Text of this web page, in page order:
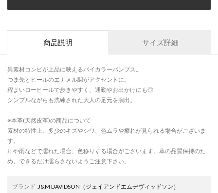
商品説明 サイズ詳細
異素材コンビが上品に映えるバイカラーパンプス。
つま先とヒールのエナメル調がアクセントに。
程よいローヒールで歩きやすく、通勤やお出かけにも◎
シンプルながらも洗練された大人の足元を演出。
※本革(天然皮革)の商品について
素材の特性上、多少のキズやシワ、色ムラや擦れが見られる場合がございま
す。
汗や雨などで濡れた場合、色移りする場合がございます。革の品質保持のた
め、できるだけ濡らさないようご注意下さい。
ブランド : J&M DAVIDSON （ジェイアンドエムデヴィッドソン）